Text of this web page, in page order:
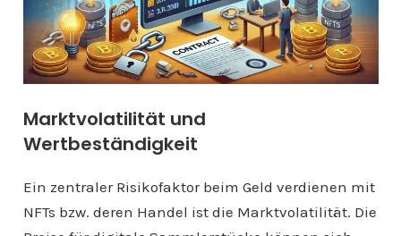
Marktvolatilität und
Wertbeständigkeit
Ein zentraler Risikofaktor beim Geld verdienen mit
NFTs bzw. deren Handel ist die Marktvolatilität. Die